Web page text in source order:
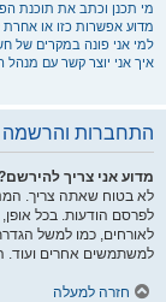
מי תכנן וכתב את תוכנת
מדוע אפשרות כזו או אחרת
למי אני פונה במקרים של
איך אני יוצר קשר עם מנהל
התחברות
מדוע אני צריך
לא בטוח שאתה צריך.
לפרסם הודעות. בכל
לאורחים, כמו למשל
למשתמשים אחרים ועוד.
חזרה למעלה